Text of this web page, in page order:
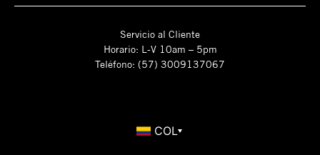
Servicio al Cliente
Horario: L-V 10am – 5pm
Teléfono: (57) 3009137067
COL